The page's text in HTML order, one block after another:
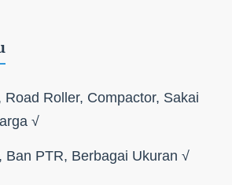
Roller, Compactor, Sakai
√
Ban PTR, Berbagai Ukuran √